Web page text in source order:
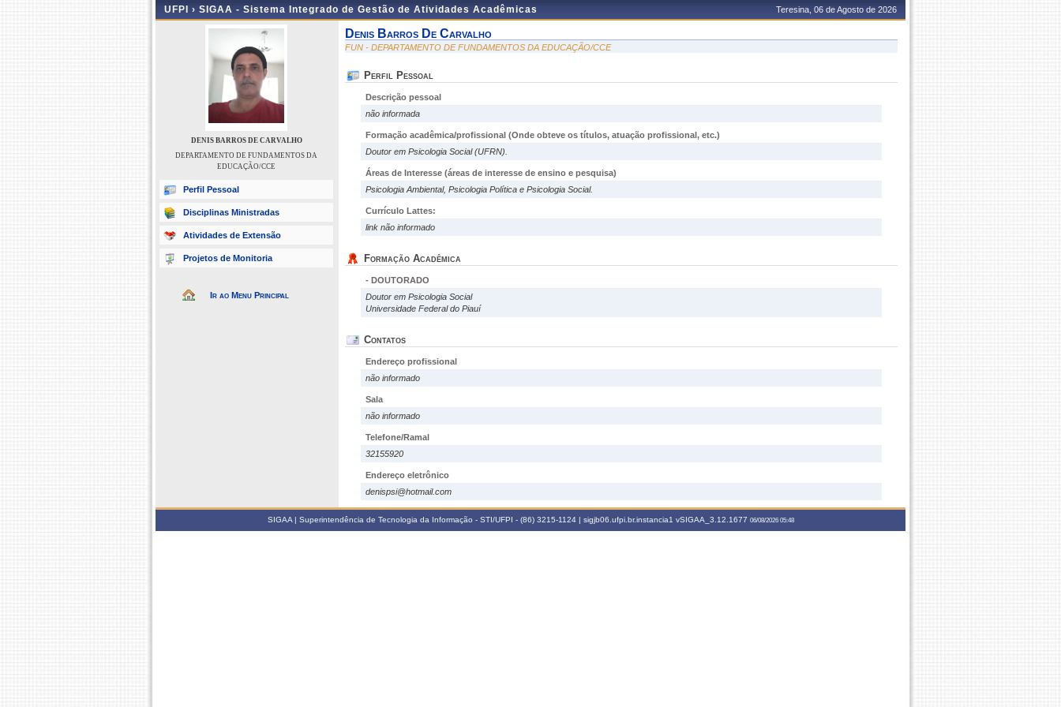
UFPI › SIGAA - Sistema Integrado de Gestão de Atividades Acadêmicas Teresina, 06 de Agosto de 2026
DENIS BARROS DE CARVALHO
DEPARTAMENTO DE FUNDAMENTOS DA
EDUCAÇÃO/CCE
Perfil Pessoal
Disciplinas Ministradas
Atividades de Extensão
Projetos de Monitoria
Ir ao Menu Principal
Denis Barros De Carvalho
FUN - DEPARTAMENTO DE FUNDAMENTOS DA EDUCAÇÃO/CCE
Perfil Pessoal
Descrição pessoal
não informada
Formação acadêmica/profissional (Onde obteve os títulos, atuação profissional, etc.)
Doutor em Psicologia Social (UFRN).
Áreas de Interesse (áreas de interesse de ensino e pesquisa)
Psicologia Ambiental, Psicologia Política e Psicologia Social.
Currículo Lattes:
link não informado
Formação Acadêmica
- DOUTORADO
Doutor em Psicologia Social
Universidade Federal do Piauí
Contatos
Endereço profissional
não informado
Sala
não informado
Telefone/Ramal
32155920
Endereço eletrônico
denispsi@hotmail.com
SIGAA | Superintendência de Tecnologia da Informação - STI/UFPI - (86) 3215-1124 | sigjb06.ufpi.br.instancia1 vSIGAA_3.12.1677 06/08/2026 05:48